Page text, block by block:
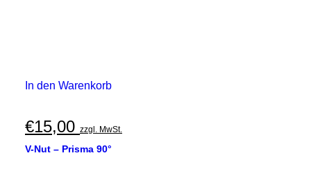
In den Warenkorb
€15,00 zzgl. MwSt.
V-Nut – Prisma 90°